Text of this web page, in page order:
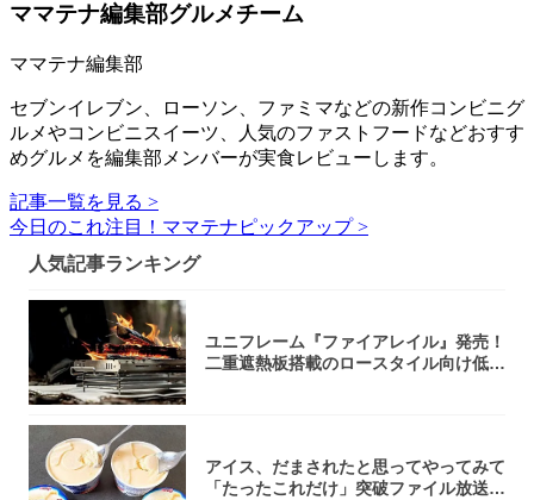
ママテナ編集部グルメチーム
ママテナ編集部
セブンイレブン、ローソン、ファミマなどの新作コンビニグ
ルメやコンビニスイーツ、人気のファストフードなどおすす
めグルメを編集部メンバーが実食レビューします。
記事一覧を見る >
今日のこれ注目！ママテナピックアップ >
人気記事ランキング
ユニフレーム『ファイアレイル』発売！
二重遮熱板搭載のロースタイル向け低型
アイス、だまされたと思ってやってみて
「たったこれだけ」突破ファイル放送で